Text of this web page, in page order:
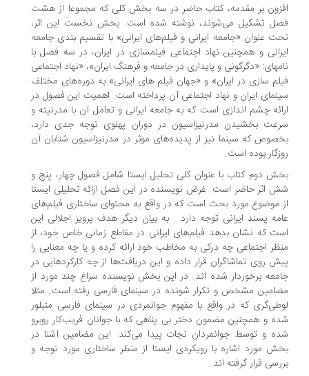
بر مقدمه، کتاب حاضر در سه بخش کلی که مجموعا از هشت
تشکیل می‌شوند، نوشته شده است. بخش نخست این اثر،
عنوان «جامعه ایرانی و فیلم‏‌های ایرانی» با تقسیم بندی جامعه
و همچنین نهاد اجتماعی فیلمسازی در ایران، در سه فصل با
«دگرگونی و پایداری در جامعه و فرهنگ ایران»، «نهاد اجتماعی
سازی در ایران» و «جهان فیلم ‏های ایرانی» به دوره‌های مختلف
ایران و نهاد اجتماعی آن پرداخته است. اهمیت این فصول در
چشم اندازی است که به جامعه ایرانی و تعامل آن با مدرنیته و
بخشیدن مدرنیزاسیون در دوران پهلوی توجه جدی دارد،
که سینما نیز از پدیده‌های موثر در مدرنیزاسیون شتابان آن
بوده است.
دوم کتاب با عنوان کلی تحلیل ایستا شامل فصول چهار، پنج و
اثر حاضر است. غرض نویسنده در این فصل ارائه تحلیلی ایستا
موضوع مورد بحث است که در واقع به محتوای ساختاری فیلم‌های
پسند ایرانی توجه دارد . به بیان دیگر هدف پرویز اجلالی این
که نشان بدهد فیلم‏‌های ایرانی در مقاطع زمانی خاص خود، از
اجتماعی چه درکی به مخاطب خود ارائه کرده و یا چه معنایی را
روی تماشاگران قرار داده و این دریافت‌ها از چه کارکردهایی در
برخوردار شده اند. در این بخش نویسنده سراغ چند مورد از
مشخص و تکرار شونده در سینمای فارسی رفته است. مثلا
که در واقع با مفهوم جوانمردی در سینمای فارسی متبلور
و همچنین مضمون دختر بی پناهی که با جوانان فریب‌کار روبرو
و توسط جوانمردان نجات پیدا می‌کند. این مضامین آشنا در
مورد اشاره با رویکردی ایستا از منظر ساختاری مورد توجه و
قرار گرفته اند.